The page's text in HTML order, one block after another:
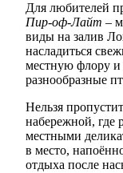
Для любителей
Пир-оф-Лайт –
виды на залив
насладиться
местную флору и
разнообразные
Нельзя
набережной, где
местными
в место,
отдыха после